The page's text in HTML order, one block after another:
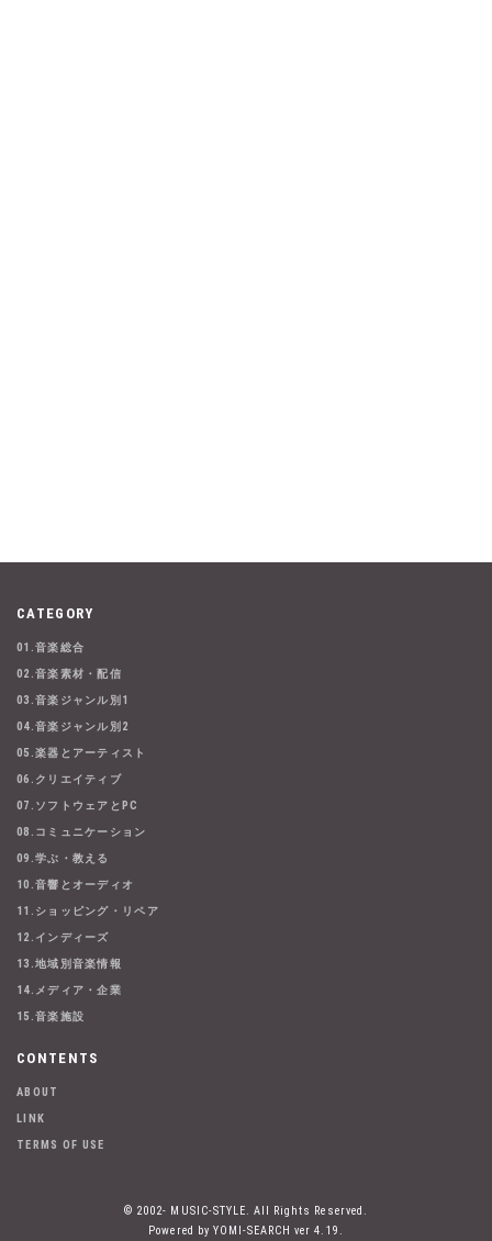
CATEGORY
01.音楽総合
02.音楽素材・配信
03.音楽ジャンル別1
04.音楽ジャンル別2
05.楽器とアーティスト
06.クリエイティブ
07.ソフトウェアとPC
08.コミュニケーション
09.学ぶ・教える
10.音響とオーディオ
11.ショッピング・リペア
12.インディーズ
13.地域別音楽情報
14.メディア・企業
15.音楽施設
CONTENTS
ABOUT
LINK
TERMS OF USE
© 2002- MUSIC-STYLE. All Rights Reserved.
Powered by YOMI-SEARCH ver 4.19.